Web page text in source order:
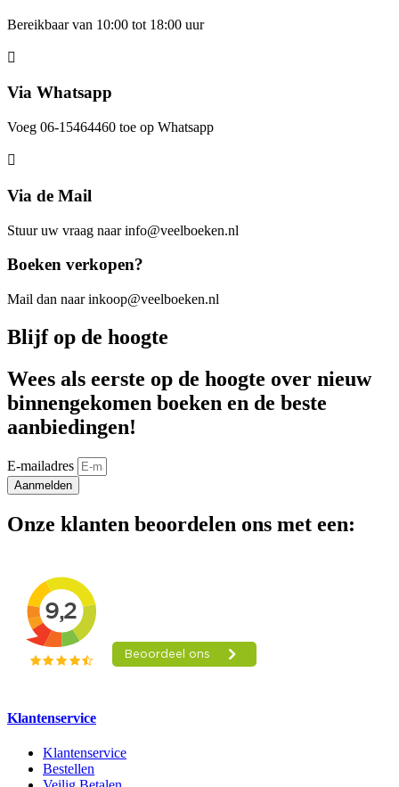
Bereikbaar van 10:00 tot 18:00 uur
Via Whatsapp
Voeg 06-15464460 toe op Whatsapp
Via de Mail
Stuur uw vraag naar info@veelboeken.nl
Boeken verkopen?
Mail dan naar inkoop@veelboeken.nl
Blijf op de hoogte
Wees als eerste op de hoogte over nieuw
binnengekomen boeken en de beste
aanbiedingen!
E-mailadres
Aanmelden
Onze klanten beoordelen ons met een:
Klantenservice
Klantenservice
Bestellen